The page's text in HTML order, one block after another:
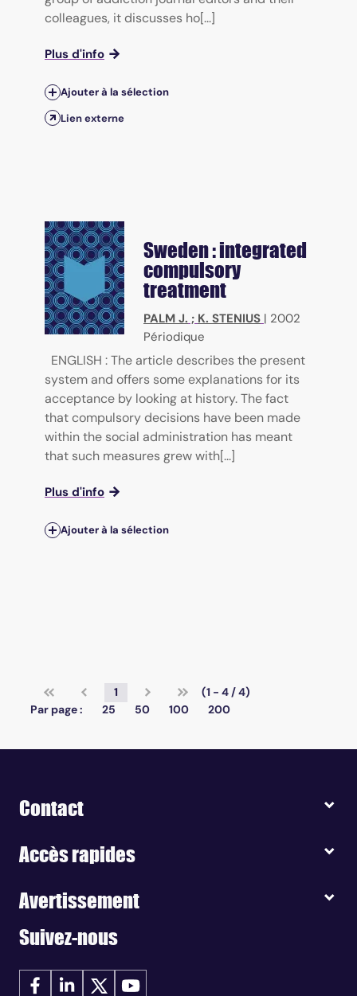
colleagues, it discusses ho[...]
Plus d'info
Ajouter à la sélection
Lien externe
Sweden : integrated
compulsory
treatment
PALM J. ; K. STENIUS | 2002
Périodique
ENGLISH : The article describes the present
system and offers some explanations for its
acceptance by looking at history. The fact
that compulsory decisions have been made
within the social administration has meant
that such measures grew with[...]
Plus d'info
Ajouter à la sélection
1
(1 - 4 / 4)
Par page :
25 50 100 200
Contact
Accès rapides
Avertissement
Suivez-nous